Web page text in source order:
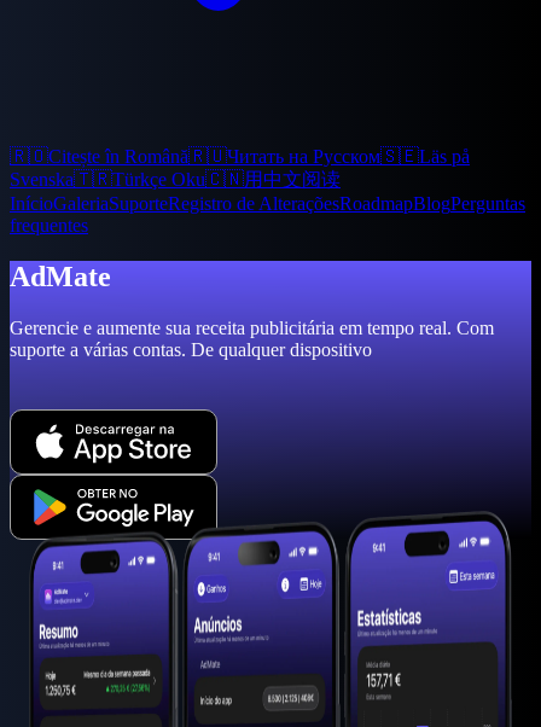
🇷🇴Citește în Română🇷🇺Читать на Русском🇸🇪Läs på
Svenska🇹🇷Türkçe Oku🇨🇳用中文阅读
InícioGaleriaSuporteRegistro de AlteraçõesRoadmapBlogPerguntas
frequentes
AdMate
Gerencie e aumente sua receita publicitária em tempo real. Com
suporte a várias contas. De qualquer dispositivo